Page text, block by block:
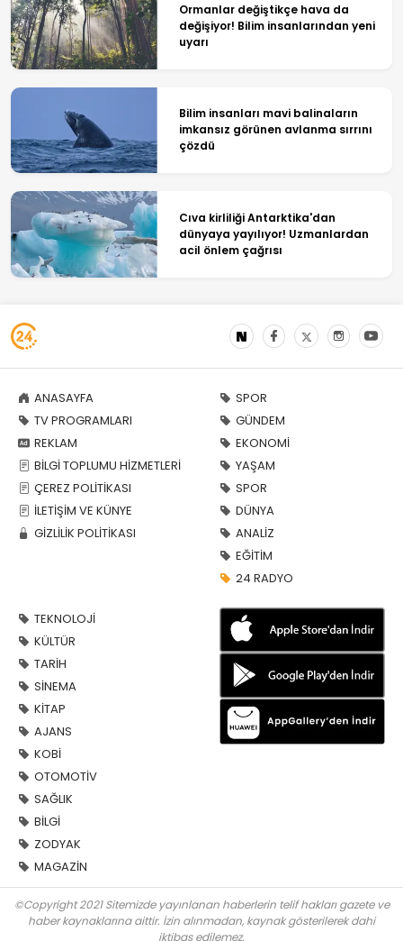
Ormanlar değiştikçe hava da
değişiyor! Bilim insanlarından yeni
uyarı
Bilim insanları mavi balinaların
imkansız görünen avlanma sırrını
çözdü
Cıva kirliliği Antarktika'dan
dünyaya yayılıyor! Uzmanlardan
acil önlem çağrısı
ANASAYFA
TV PROGRAMLARI
REKLAM
BİLGİ TOPLUMU HİZMETLERİ
ÇEREZ POLİTİKASI
İLETİŞİM VE KÜNYE
GİZLİLİK POLİTİKASI
SPOR
GÜNDEM
EKONOMİ
YAŞAM
SPOR
DÜNYA
ANALİZ
EĞİTİM
24 RADYO
TEKNOLOJİ
KÜLTÜR
TARİH
SİNEMA
KİTAP
AJANS
KOBİ
OTOMOTİV
SAĞLIK
BİLGİ
ZODYAK
MAGAZİN
©Copyright 2021 Sitemizde yayınlanan haberlerin telif hakları gazete ve
haber kaynaklarına aittir. İzin alınmadan, kaynak gösterilerek dahi
iktibas edilemez.